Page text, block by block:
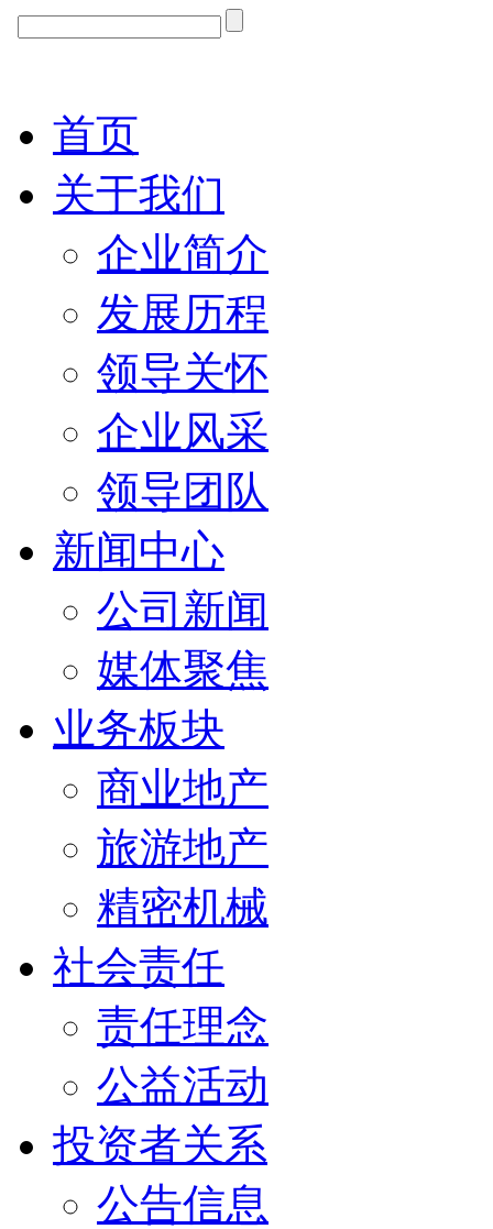
首页
关于我们
企业简介
发展历程
领导关怀
企业风采
领导团队
新闻中心
公司新闻
媒体聚焦
业务板块
商业地产
旅游地产
精密机械
社会责任
责任理念
公益活动
投资者关系
公告信息